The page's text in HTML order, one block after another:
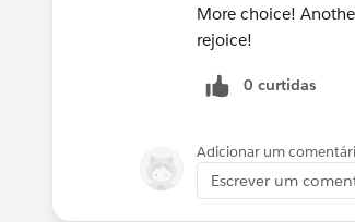
More choice!
rejoice!
0 curtidas
Adicionar um
Escrever um